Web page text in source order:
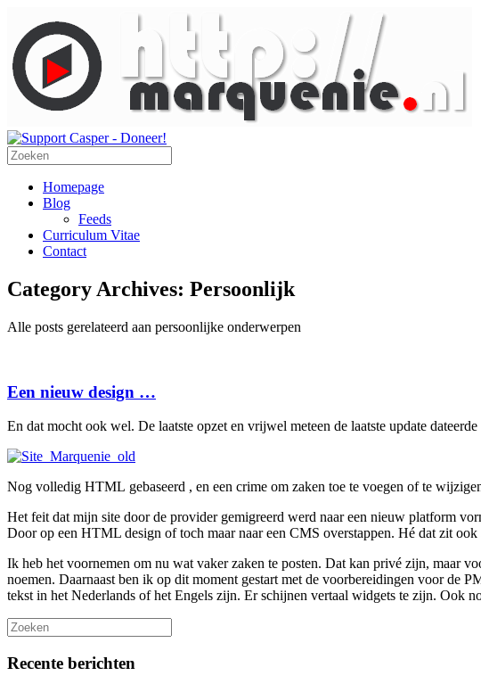
Homepage
Blog
Feeds
Curriculum Vitae
Contact
Category Archives: Persoonlijk
Alle posts gerelateerd aan persoonlijke onderwerpen
Een nieuw design …
En dat mocht ook wel. De laatste opzet en vrijwel meteen de laatste update
Nog volledig HTML gebaseerd , en een crime om zaken toe te voegen of te
Het feit dat mijn site door de provider gemigreerd werd naar een nieuw platform
Door op een HTML design of toch maar naar een CMS overstappen. Hé dat zit
Ik heb het voornemen om nu wat vaker zaken te posten. Dat kan privé zijn, maar
noemen. Daarnaast ben ik op dit moment gestart met de voorbereidingen voor de
tekst in het Nederlands of het Engels zijn. Er schijnen vertaal widgets te zijn. Ook
Recente berichten